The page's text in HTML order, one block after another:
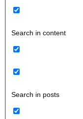
Search in content
Search in posts